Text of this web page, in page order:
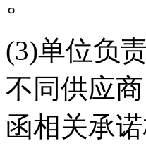
(3)单位负
不同供应
函相关承诺